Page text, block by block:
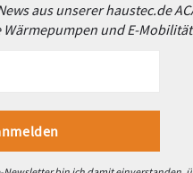
aus unserer haustec.de
und E-